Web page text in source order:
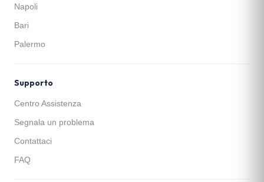
Napoli
Bari
Palermo
Supporto
Centro Assistenza
Segnala un problema
Contattaci
FAQ